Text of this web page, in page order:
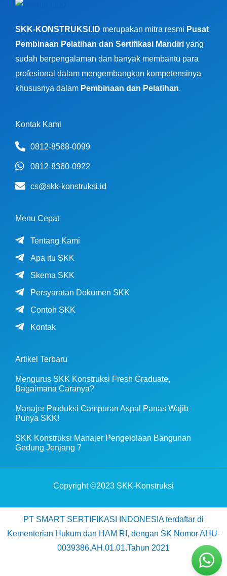
SKK-KONSTRUKSI.ID merupakan mitra resmi Pusat
Pembinaan Pelatihan dan Sertifikasi Mandiri yang
sudah berpengalaman dan banyak membantu para
profesional dalam mengembangkan kompetensinya
khususnya dalam Pembinaan dan Pelatihan.
Kontak Kami
0812-8568-0099
0812-8360-0922
cs@skk-konstruksi.id
Menu Cepat
Tentang Kami
Apa itu SKK
Skema SKK
Persyaratan Dokumen SKK
Contoh SKK
Kontak
Artikel Terbaru
Mengurus SKK Konstruksi Fresh Graduate,
Bagaimana Caranya?
Manajer Produksi Campuran Aspal Panas Wajib
Punya SKK!
SKK Konstruksi Manajer Pengelolaan Bangunan
Gedung Jenjang 7
Copyright ©2023 SKK-Konstruksi
PT SMART SERTIFIKASI INDONESIA terdaftar di
Kementerian Hukum dan HAM RI, dengan SK Nomor AHU-
0039386.AH.01.01.Tahun 2021